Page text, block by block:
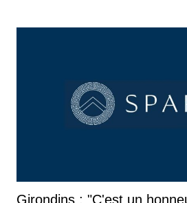
Girondins : "C'est un